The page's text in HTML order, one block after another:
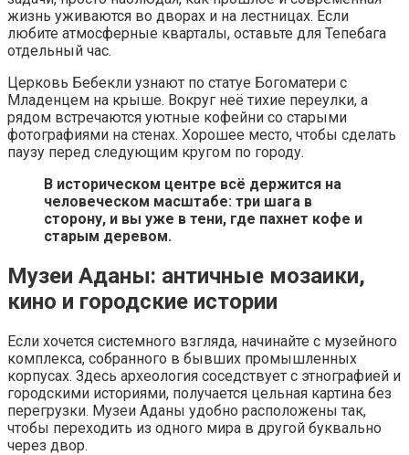
жизнь уживаются во дворах и на лестницах. Если
любите атмосферные кварталы, оставьте для Тепебага
отдельный час.
Церковь Бебекли узнают по статуе Богоматери с
Младенцем на крыше. Вокруг неё тихие переулки, а
рядом встречаются уютные кофейни со старыми
фотографиями на стенах. Хорошее место, чтобы сделать
паузу перед следующим кругом по городу.
В историческом центре всё держится на
человеческом масштабе: три шага в
сторону, и вы уже в тени, где пахнет кофе и
старым деревом.
Музеи Аданы: античные мозаики,
кино и городские истории
Если хочется системного взгляда, начинайте с музейного
комплекса, собранного в бывших промышленных
корпусах. Здесь археология соседствует с этнографией и
городскими историями, получается цельная картина без
перегрузки. Музеи Аданы удобно расположены так,
чтобы переходить из одного мира в другой буквально
через двор.